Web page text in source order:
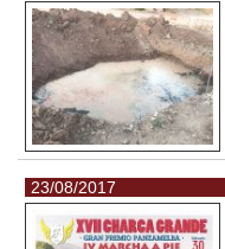
23/08/2017